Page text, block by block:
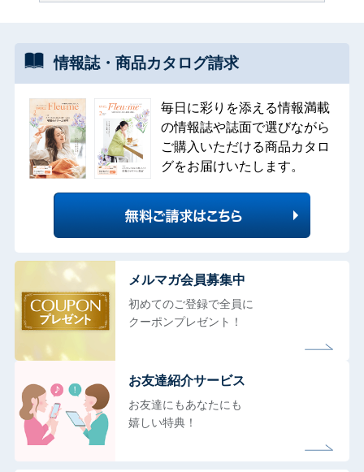
情報誌・ 商品カタログ請求
毎日に彩りを添える情報満載
の情報誌や誌面で選びながら
ご購入いただける商品カタロ
グをお届けいたします。
メルマガ会員募集中
初めてのご登録で全員に
クーポンプレゼント！
お友達紹介サービス
お友達にもあなたにも
嬉しい特典！